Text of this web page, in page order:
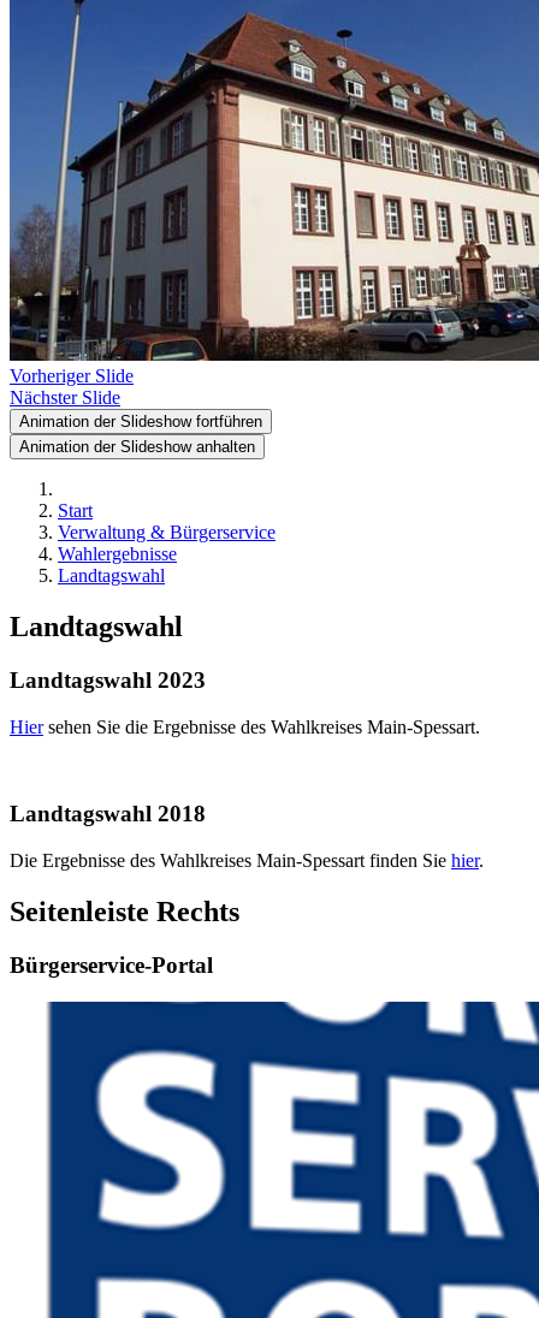
Vorheriger Slide
Nächster Slide
Animation der Slideshow fortführen
Animation der Slideshow anhalten
Start
Verwaltung & Bürgerservice
Wahlergebnisse
Landtagswahl
Landtagswahl
Landtagswahl 2023
Hiersehen Sie die Ergebnisse des Wahlkreises Main-Spessart.
Landtagswahl 2018
Die Ergebnisse des Wahlkreises Main-Spessart finden Sie hier.
Seitenleiste Rechts
Bürgerservice-Portal